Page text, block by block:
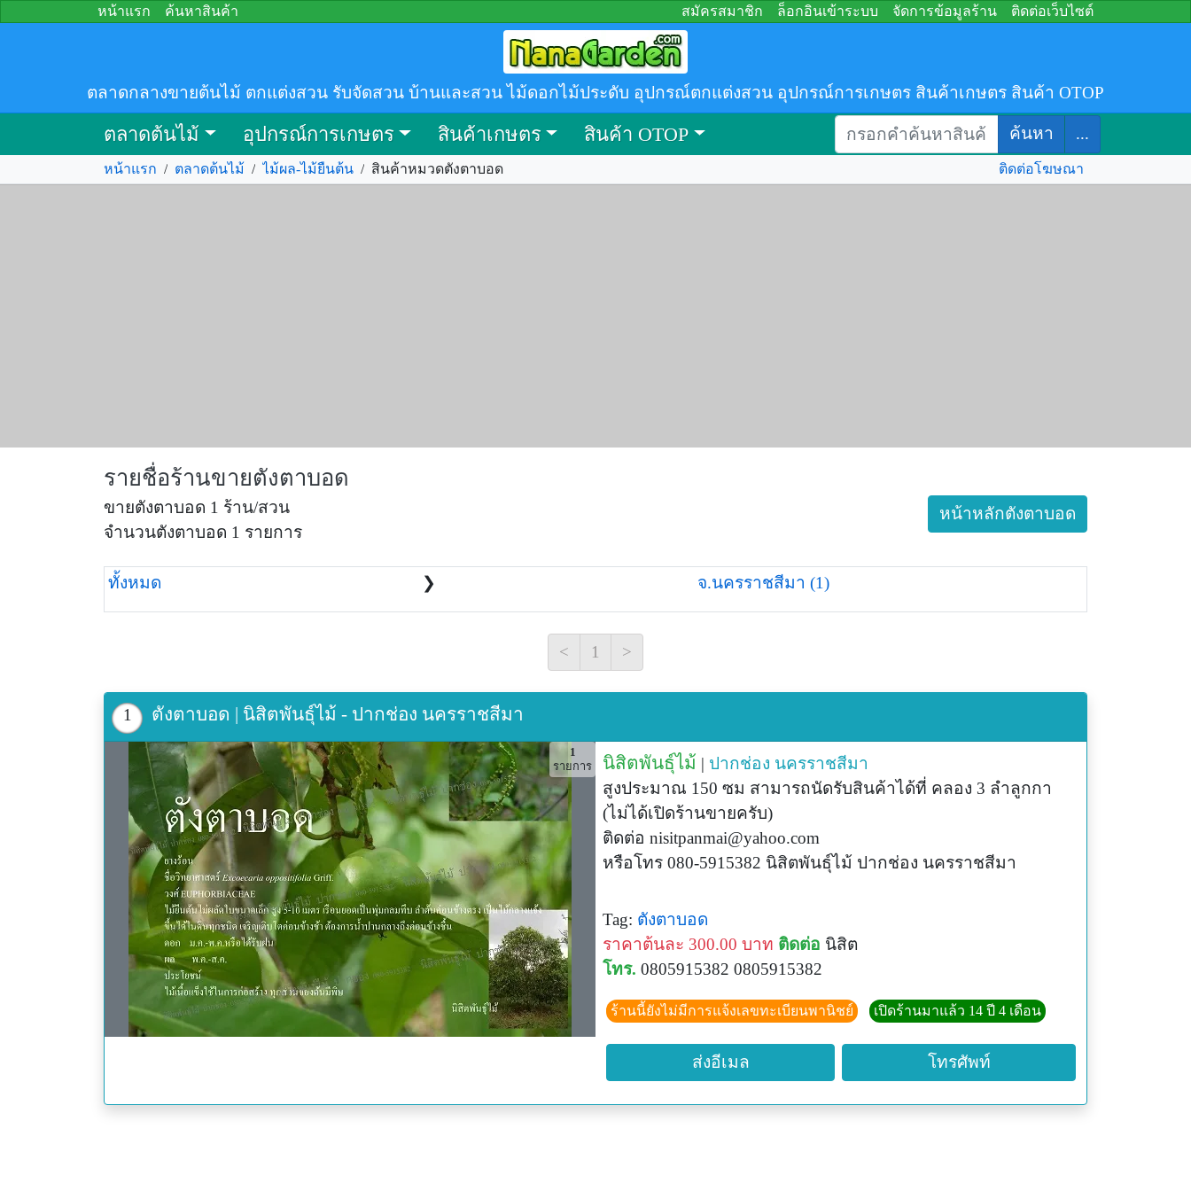
หน้าแรก ค้นหาสินค้า สมัครสมาชิก ล็อกอินเข้าระบบ จัดการข้อมูลร้าน ติดต่อเว็บไซต์
ตลาดกลางขายต้นไม้ ตกแต่งสวน รับจัดสวน บ้านและสวน ไม้ดอกไม้ประดับ อุปกรณ์ตกแต่งสวน อุปกรณ์การเกษตร สินค้าเกษตร สินค้า OTOP
ตลาดต้นไม้ อุปกรณ์การเกษตร สินค้าเกษตร สินค้า OTOP ค้นหา ...
หน้าแรก / ตลาดต้นไม้ / ไม้ผล-ไม้ยืนต้น / สินค้าหมวดตังตาบอด ติดต่อโฆษณา
รายชื่อร้านขายตังตาบอด
ขายตังตาบอด 1 ร้าน/สวน
จำนวนตังตาบอด 1 รายการ
หน้าหลักตังตาบอด
ทั้งหมด ❯ จ.นครราชสีมา (1)
< 1 >
1 ตังตาบอด | นิสิตพันธุ์ไม้ - ปากช่อง นครราชสีมา
1
รายการ
นิสิตพันธุ์ไม้ | ปากช่อง นครราชสีมา
สูงประมาณ 150 ซม สามารถนัดรับสินค้าได้ที่ คลอง 3 ลำลูกกา
(ไม่ได้เปิดร้านขายครับ)
ติดต่อ nisitpanmai@yahoo.com
หรือโทร 080-5915382 นิสิตพันธุ์ไม้ ปากช่อง นครราชสีมา
Tag: ตังตาบอด
ราคาต้นละ 300.00 บาท ติดต่อ นิสิต
โทร. 0805915382 0805915382
ร้านนี้ยังไม่มีการแจ้งเลขทะเบียนพานิชย์ เปิดร้านมาแล้ว 14 ปี 4 เดือน
ส่งอีเมล โทรศัพท์